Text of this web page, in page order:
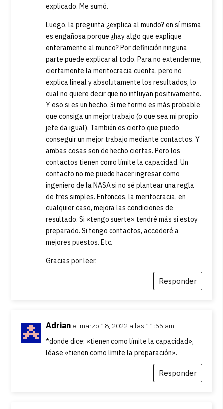
explicado. Me sumó.
Luego, la pregunta ¿explica al mundo? en sí misma
es engañosa porque ¿hay algo que explique
enteramente al mundo? Por definición ninguna
parte puede explicar al todo. Para no extenderme,
ciertamente la meritocracia cuenta, pero no
explica lineal y absolutamente los resultados, lo
cual no quiere decir que no influyan positivamente.
Y eso si es un hecho. Si me formo es más probable
que consiga un mejor trabajo (o que sea mi propio
jefe da igual). También es cierto que puedo
conseguir un mejor trabajo mediante contactos. Y
ambas cosas son de hecho ciertas. Pero los
contactos tienen como límite la capacidad. Un
contacto no me puede hacer ingresar como
ingeniero de la NASA si no sé plantear una regla
de tres simples. Entonces, la meritocracia, en
cualquier caso, mejora las condiciones de
resultado. Si «tengo suerte» tendré más si estoy
preparado. Si tengo contactos, accederé a
mejores puestos. Etc.
Gracias por leer.
Responder
Adrian el marzo 18, 2022 a las 11:55 am
*donde dice: «tienen como límite la capacidad»,
léase «tienen como límite la preparación».
Responder